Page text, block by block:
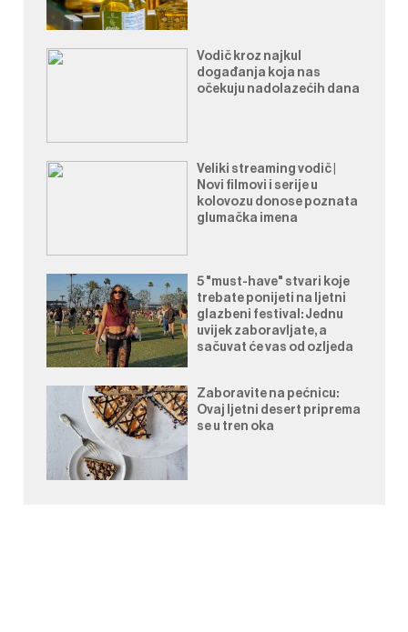
Vodič kroz najkul
događanja koja nas
očekuju nadolazećih dana
Veliki streaming vodič |
Novi filmovi i serije u
kolovozu donose poznata
glumačka imena
5 "must-have" stvari koje
trebate ponijeti na ljetni
glazbeni festival: Jednu
uvijek zaboravljate, a
sačuvat će vas od ozljeda
Zaboravite na pećnicu:
Ovaj ljetni desert priprema
se u tren oka